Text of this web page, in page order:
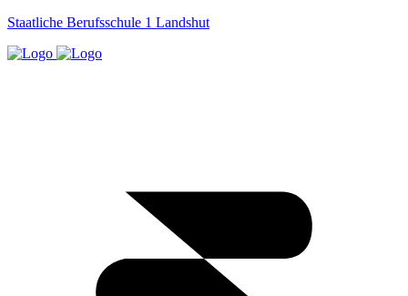
Staatliche Berufsschule 1 Landshut